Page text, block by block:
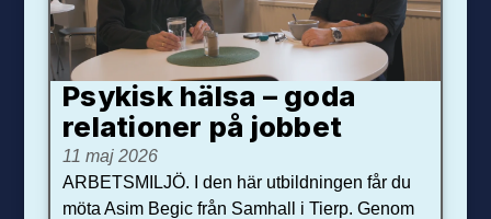
Psykisk hälsa – goda
relationer på jobbet
11 maj 2026
ARBETSMILJÖ. I den här utbildningen får du
möta Asim Begic från Samhall i Tierp. Genom